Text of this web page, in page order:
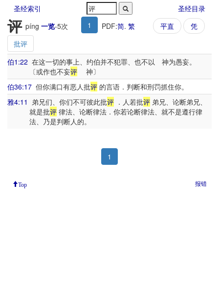
圣经索引 圣经目录
评 píng 一览-5次 1 PDF:简. 繁 平直
凭
批评
伯1:22 在这一切的事上、约伯并不犯罪、也不以 神为愚妄。
〔或作也不妄评神〕
伯36:17 但你满口有恶人批评 的言语．判断和刑罚抓住你。
雅4:11 弟兄们、你们不可彼此批评 ．人若批评 弟兄、论断弟兄、
就是批评律法、论断律法．你若论断律法、就不是遵行律
法、乃是判断人的。
1
Top 报错